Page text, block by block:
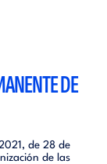
DE
de 28 de
de las